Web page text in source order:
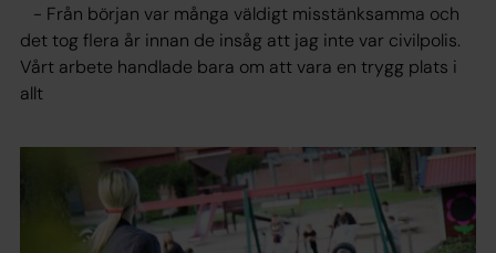
- Från början var många väldigt misstänksamma och
det tog flera år innan de insåg att jag inte var civilpolis.
Vårt arbete handlade bara om att vara en trygg plats i
allt